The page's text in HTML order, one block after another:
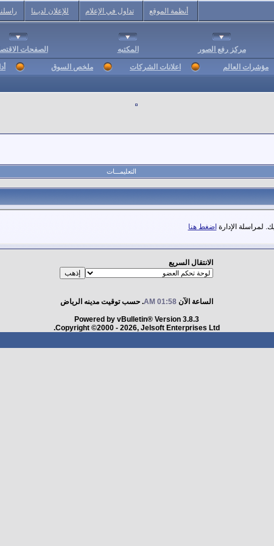
أنظمة الموقع تداول في الإعلام للإعلان لديـنا
مركز رفع الصور المكتبه الصفحات
مؤشرات العالم اعلانات الشركات ملخص السوق
التعليمـــات
لمراسلة الإدارة اضغط هنا
الانتقال السريع
الساعة الآن01:58 AM . حسب توقيت مدينه الرياض
Powered by vBulletin® Version 3.8.3
Copyright ©2000 - 2026, Jelsoft Enterprises Ltd.